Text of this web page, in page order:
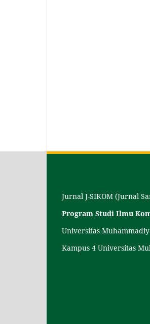
Jurnal J-SIKOM (Jurnal
Program Studi Ilmu
Universitas
Kampus 4 Universitas